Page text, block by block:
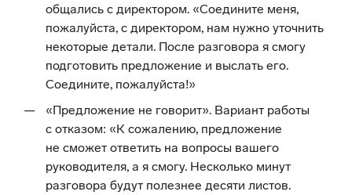
общались с директором. «Соедините меня,
пожалуйста, с директором, нам нужно уточнить
некоторые детали. После разговора я смогу
подготовить предложение и выслать его.
Соедините, пожалуйста!»
«Предложение не говорит». Вариант работы
с отказом: «К сожалению, предложение
не сможет ответить на вопросы вашего
руководителя, а я смогу. Несколько минут
разговора будут полезнее десяти листов.